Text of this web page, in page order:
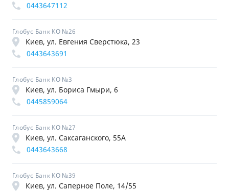
0443647112
Глобус Банк КО №26
Киев, ул. Евгения Сверстюка, 23
0443643691
Глобус Банк КО №3
Киев, ул. Бориса Гмыри, 6
0445859064
Глобус Банк КО №27
Киев, ул. Саксаганского, 55А
0443643668
Глобус Банк КО №39
Киев, ул. Саперное Поле, 14/55